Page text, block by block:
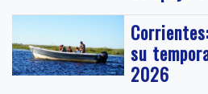
su
2026